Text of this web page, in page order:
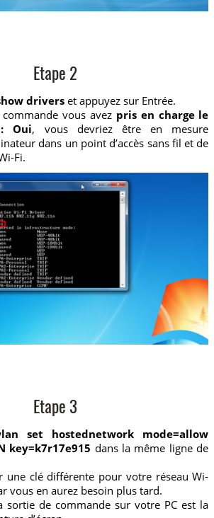
Etape 2
driverset appuyez sur Entrée.
vous avez pris en charge le
Oui, vous devriez être en mesure
dans un point d’accès sans fil et de
Fi.
Etape 3
set hostednetwork mode=allow
key=k7r17e915 dans la même ligne de
une clé différente pour votre réseau Wi-
vous en aurez besoin plus tard.
sortie de commande sur votre PC est la